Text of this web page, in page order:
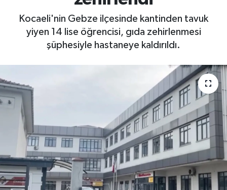
Kocaeli'nin Gebze ilçesinde kantinden tavuk
yiyen 14 lise öğrencisi, gıda zehirlenmesi
şüphesiyle hastaneye kaldırıldı.
EKONOMİ
GÜNDEM
MAGAZİN
SAĞLIK
BÖLGE
KEŞFET
Tüm Manşetler
Son Dakika Haberleri
Haber Arşivi